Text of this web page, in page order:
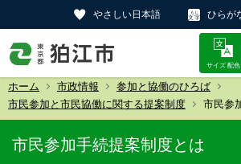
やさしい日本語 ひらが
サイズ 配色
ホーム 市政情報
参加と協働のひろば
市民参加と市民協働に関する提案制度
市民参
市民参加手続提案制度とは